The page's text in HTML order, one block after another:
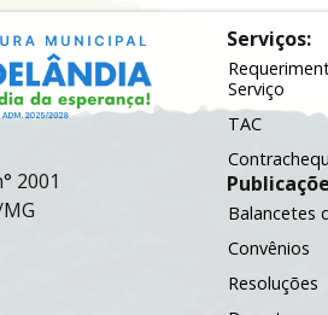
2001
Serviços:
Serviço
TAC
Balancetes
Convênios
Resoluções